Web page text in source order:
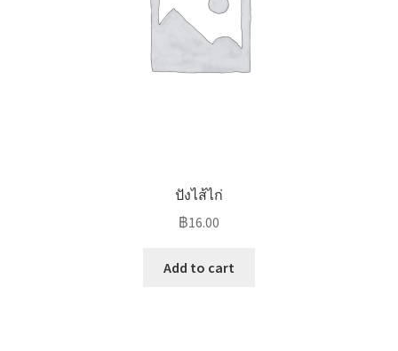
ปังไส้ไก่
฿16.00
Add to cart